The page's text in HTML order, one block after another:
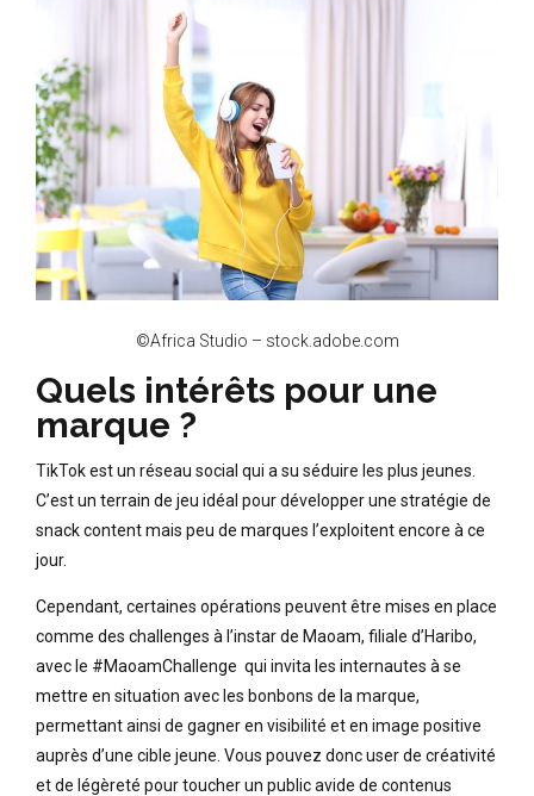
©Africa Studio – stock.adobe.com
Quels intérêts pour une
marque ?
TikTok est un réseau social qui a su séduire les plus jeunes.
C’est un terrain de jeu idéal pour développer une stratégie de
snack content mais peu de marques l’exploitent encore à ce
jour.
Cependant, certaines opérations peuvent être mises en place
comme des challenges à l’instar de Maoam, filiale d’Haribo,
avec le #MaoamChallenge qui invita les internautes à se
mettre en situation avec les bonbons de la marque,
permettant ainsi de gagner en visibilité et en image positive
auprès d’une cible jeune. Vous pouvez donc user de créativité
et de légèreté pour toucher un public avide de contenus